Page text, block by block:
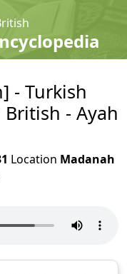
- Turkish
- Ayah
Location Madanah